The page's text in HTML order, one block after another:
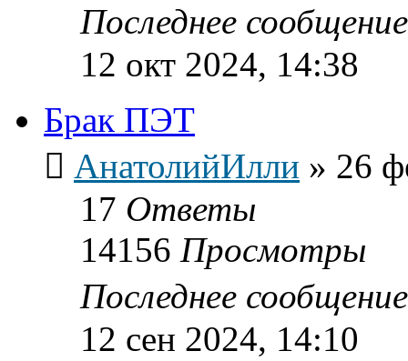
Последнее
12 окт 2024, 14:38
Брак ПЭТ
АнатолийИлли » 26
17 Ответы
14156 Просмотры
Последнее
12 сен 2024, 14:10